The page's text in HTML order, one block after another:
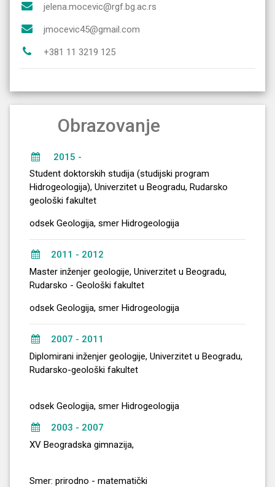
jelena.mocevic@rgf.bg.ac.rs
jmocevic45@gmail.com
+381 11 3219 125
Obrazovanje
2015 -
Student doktorskih studija (studijski program
Hidrogeologija), Univerzitet u Beogradu, Rudarsko
geološki fakultet
odsek Geologija, smer Hidrogeologija
2011 - 2012
Master inženjer geologije, Univerzitet u Beogradu,
Rudarsko - Geološki fakultet
odsek Geologija, smer Hidrogeologija
2007 - 2011
Diplomirani inženjer geologije, Univerzitet u Beogradu,
Rudarsko-geološki fakultet
odsek Geologija, smer Hidrogeologija
2003 - 2007
XV Beogradska gimnazija,
Smer: prirodno - matematički